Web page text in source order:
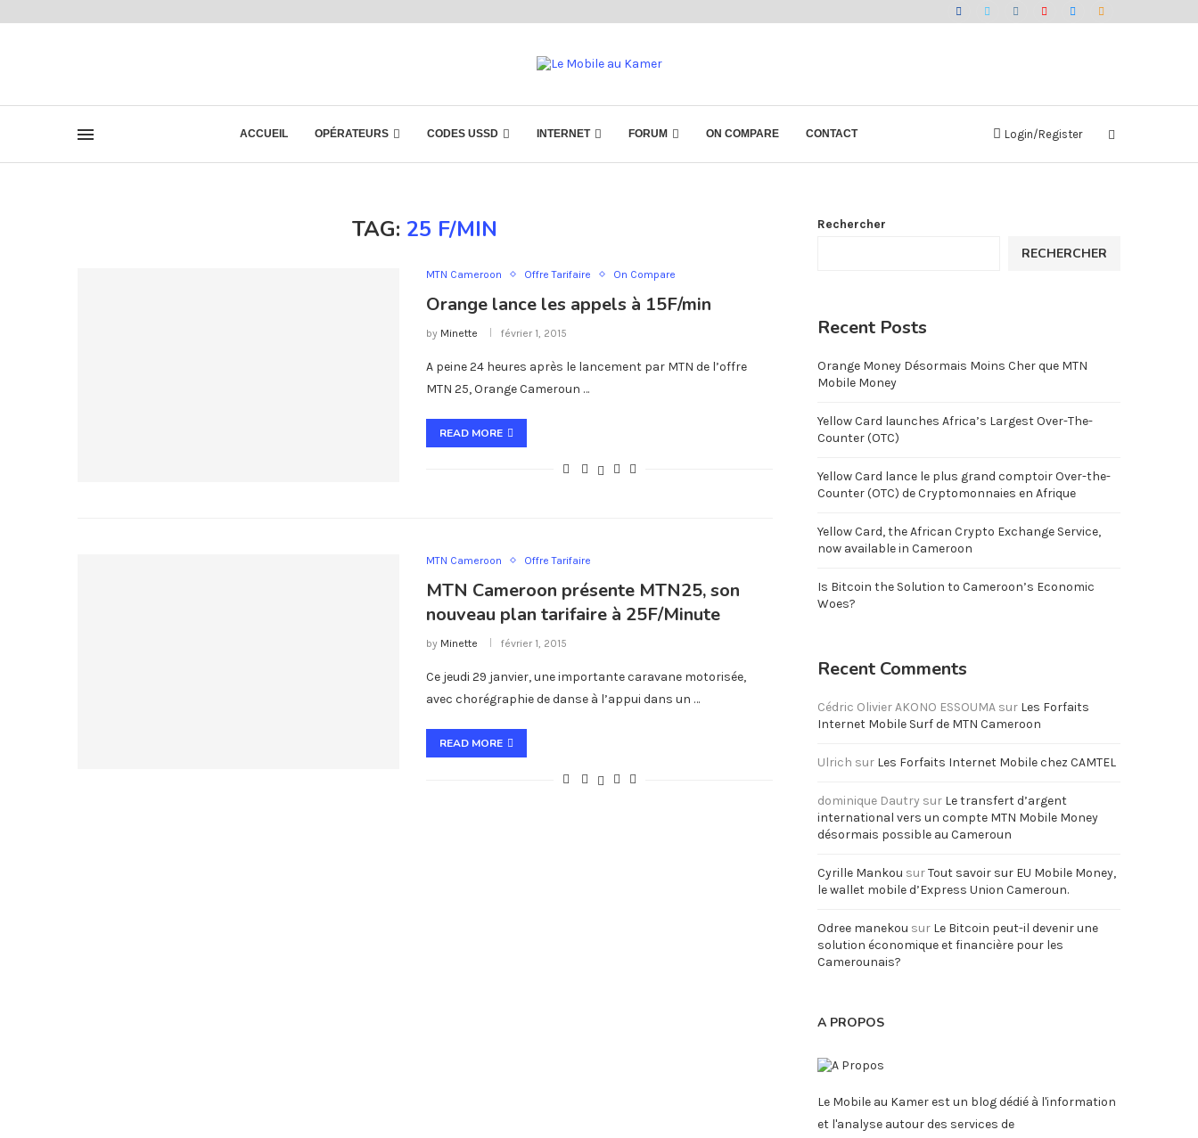
ACCUEIL OPÉRATEURS CODES USSD INTERNET FORUM ON COMPARE CONTACT Login/Register
TAG: 25 F/MIN
MTN Cameroon Offre Tarifaire On Compare
Orange lance les appels à 15F/min
by Minette février 1, 2015
A peine 24 heures après le lancement par MTN de l’offre
MTN 25, Orange Cameroun …
READ MORE
MTN Cameroon Offre Tarifaire
MTN Cameroon présente MTN25, son
nouveau plan tarifaire à 25F/Minute
by Minette février 1, 2015
Ce jeudi 29 janvier, une importante caravane motorisée,
avec chorégraphie de danse à l’appui dans un …
READ MORE
Rechercher
RECHERCHER
Recent Posts
Orange Money Désormais Moins Cher que MTN
Mobile Money
Yellow Card launches Africa’s Largest Over-The-
Counter (OTC)
Yellow Card lance le plus grand comptoir Over-the-
Counter (OTC) de Cryptomonnaies en Afrique
Yellow Card, the African Crypto Exchange Service,
now available in Cameroon
Is Bitcoin the Solution to Cameroon’s Economic
Woes?
Recent Comments
Cédric Olivier AKONO ESSOUMA sur Les Forfaits
Internet Mobile Surf de MTN Cameroon
Ulrich sur Les Forfaits Internet Mobile chez CAMTEL
dominique Dautry sur Le transfert d’argent
international vers un compte MTN Mobile Money
désormais possible au Cameroun
Cyrille Mankou surTout savoir sur EU Mobile Money,
le wallet mobile d’Express Union Cameroun.
Odree manekou sur Le Bitcoin peut-il devenir une
solution économique et financière pour les
Camerounais?
A PROPOS
Le Mobile au Kamer est un blog dédié à l'information
et l'analyse autour des services de